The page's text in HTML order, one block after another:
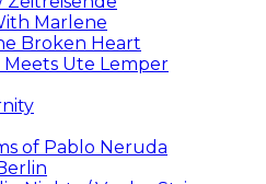
Marlene
Broken Heart
Meets Ute Lemper
of Pablo Neruda